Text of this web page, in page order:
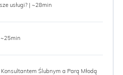
usługi? | ~28min
Ślubnym a Parą Młodą